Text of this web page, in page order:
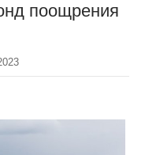
поощрения